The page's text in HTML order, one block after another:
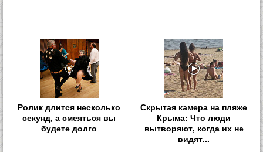
Ролик длится несколько
секунд, а смеяться вы
будете долго
Скрытая камера на пляже
Крыма: Что люди
вытворяют, когда их не
видят...